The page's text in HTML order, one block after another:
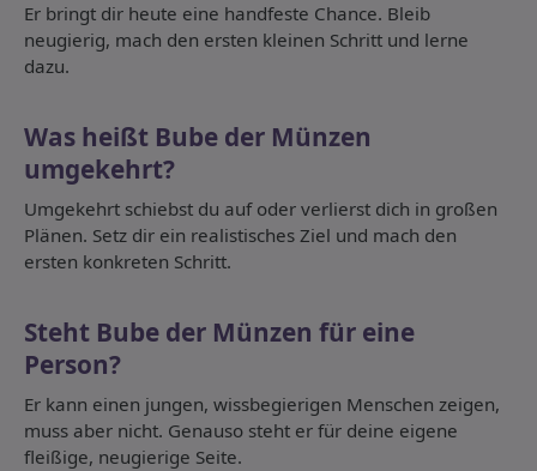
Er bringt dir heute eine handfeste Chance. Bleib
neugierig, mach den ersten kleinen Schritt und lerne
dazu.
Was heißt Bube der Münzen
umgekehrt?
Umgekehrt schiebst du auf oder verlierst dich in großen
Plänen. Setz dir ein realistisches Ziel und mach den
ersten konkreten Schritt.
Steht Bube der Münzen für eine
Person?
Er kann einen jungen, wissbegierigen Menschen zeigen,
muss aber nicht. Genauso steht er für deine eigene
fleißige, neugierige Seite.